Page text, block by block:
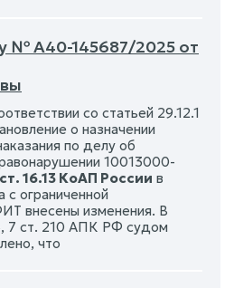
№ А40-145687/2025 от
со статьей 29.12.1
о назначении
по делу об
10013000-
ст. 16.13 КоАП России в
ограниченной
внесены изменения. В
7 ст. 210 АПК РФ судом
что